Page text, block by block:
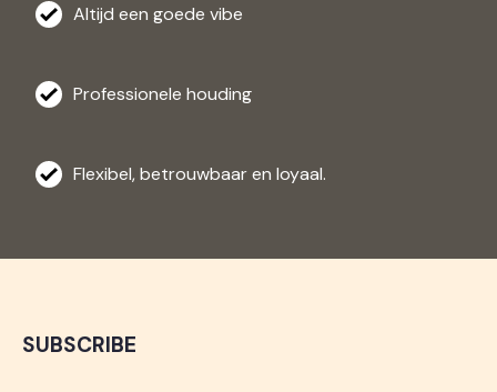
Altijd een goede vibe
Professionele houding
Flexibel, betrouwbaar en loyaal.
SUBSCRIBE